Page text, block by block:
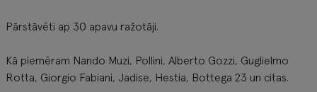
Pārstāvēti ap 30 apavu ražotāji.
Kā piemēram Nando Muzi, Pollini, Alberto Gozzi, Guglielmo
Rotta, Giorgio Fabiani, Jadise, Hestia, Bottega 23 un citas.